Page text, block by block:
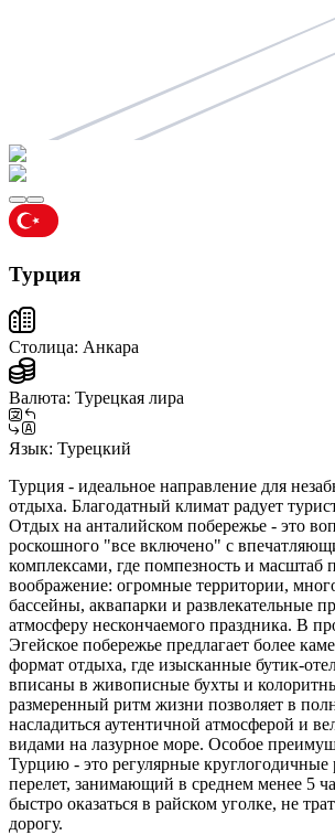
Турция
Столица: Анкара
Валюта: Турецкая лира
Язык: Турецкий
Турция - идеальное направление для
отдыха. Благодатный климат радует
Отдых на анталийском побережье - это
роскошного "все включено" с
комплексами, где помпезность и масштаб
воображение: огромные территории,
бассейны, аквапарки и развлекательные
атмосферу нескончаемого праздника. В
Эгейское побережье предлагает более
формат отдыха, где изысканные бутик-
вписаны в живописные бухты и
размеренный ритм жизни позволяет в
насладиться аутентичной атмосферой и
видами на лазурное море. Особое
Турцию - это регулярные круглогодичные
перелет, занимающий в среднем менее 5
быстро оказаться в райском уголке, не
дорогу.